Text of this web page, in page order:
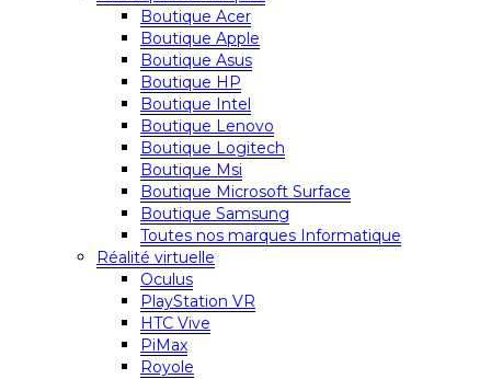
Boutique Acer
Boutique Apple
Boutique Asus
Boutique HP
Boutique Intel
Boutique Lenovo
Boutique Logitech
Boutique Msi
Boutique Microsoft Surface
Boutique Samsung
Toutes nos marques Informatique
Réalité virtuelle
Oculus
PlayStation VR
HTC Vive
PiMax
Royole